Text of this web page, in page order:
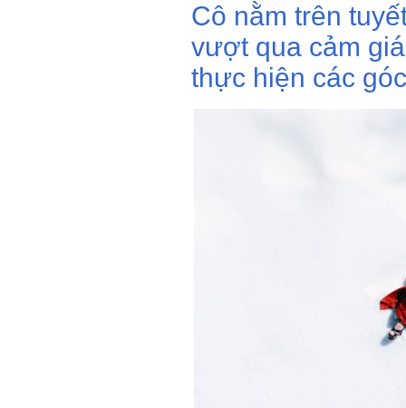
Cô nằm trên
vượt qua cảm
thực hiện các